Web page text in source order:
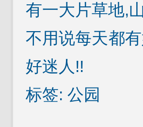
有一大片草地,
不用说每天都
好迷人!!
标签: 公园